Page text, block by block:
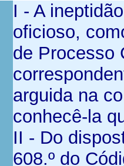
I - A
oficioso,
de Processo
arguida na
conhecê-la
II - Do
608.º do